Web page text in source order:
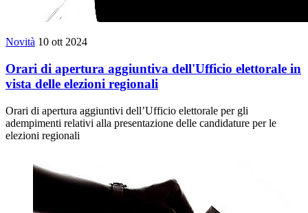
Novità 10 ott 2024
Orari di apertura aggiuntiva dell'Ufficio elettorale in
vista delle elezioni regionali
Orari di apertura aggiuntivi dell’Ufficio elettorale per gli
adempimenti relativi alla presentazione delle candidature per le
elezioni regionali